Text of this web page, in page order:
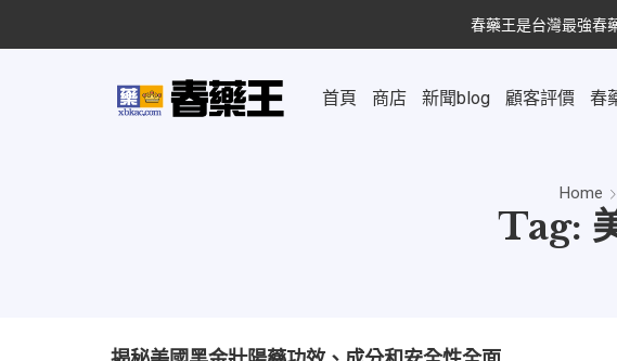
春藥王是台灣最強春
首頁 商店 新聞blog 顧客評價 春
Home
Tag: